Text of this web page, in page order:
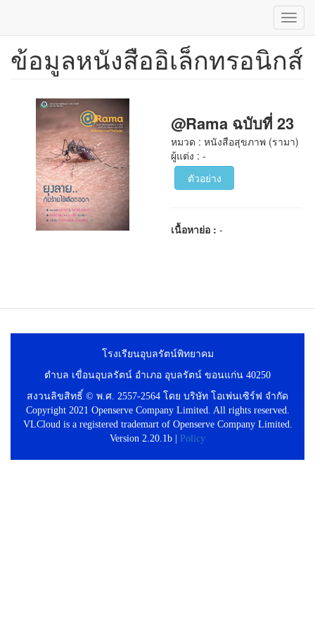
ข้าม
ข้อมูลหนังสืออิเล็กทรอนิกส์
@Rama ฉบับที่ 23
หมวด : หนังสือสุขภาพ (รามา)
ผู้แต่ง : -
ตัวอย่าง
เนื้อหาย่อ :-
โรงเรียนอุบลรัตน์พิทยาคม
ตำบล เขื่อนอุบลรัตน์ อำเภอ อุบลรัตน์ ขอนแก่น 40250
สงวนลิขสิทธิ์ © พ.ศ. 2557-2564 โดย บริษัท โอเพ่นเซิร์ฟ จำกัด
Copyright 2021 Openserve Company Limited. All rights reserved.
VLCloud is a registered trademart of Openserve Company Limited.
Version 2.20.1b |
Policy